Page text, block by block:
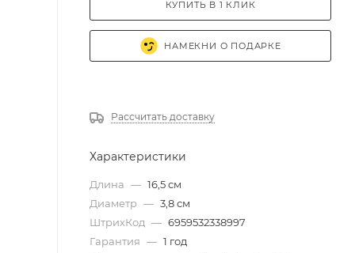
КУПИТЬ В 1 КЛИК
НАМЕКНИ О ПОДАРКЕ
Рассчитать доставку
Характеристики
Длина — 16,5 см
Диаметр — 3,8 см
ШтрихКод — 6959532338997
Гарантия — 1 год